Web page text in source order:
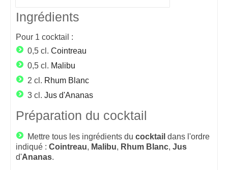
Ingrédients
Pour 1 cocktail :
0,5 cl. Cointreau
0,5 cl. Malibu
2 cl. Rhum Blanc
3 cl. Jus d'Ananas
Préparation du cocktail
Mettre tous les ingrédients du cocktail dans l'ordre
indiqué : Cointreau, Malibu, Rhum Blanc, Jus
d'Ananas.